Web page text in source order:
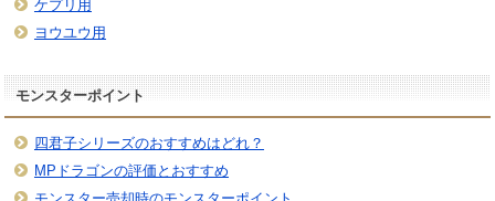
ケプリ用
ヨウユウ用
モンスターポイント
四君子シリーズのおすすめはどれ？
MPドラゴンの評価とおすすめ